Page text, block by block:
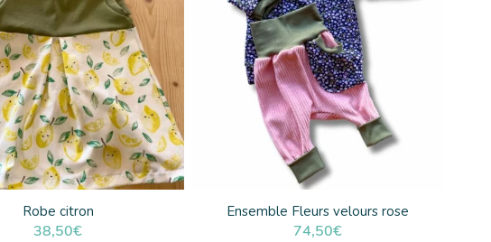
Robe citron
38,50€
Ensemble Fleurs velours rose
74,50€